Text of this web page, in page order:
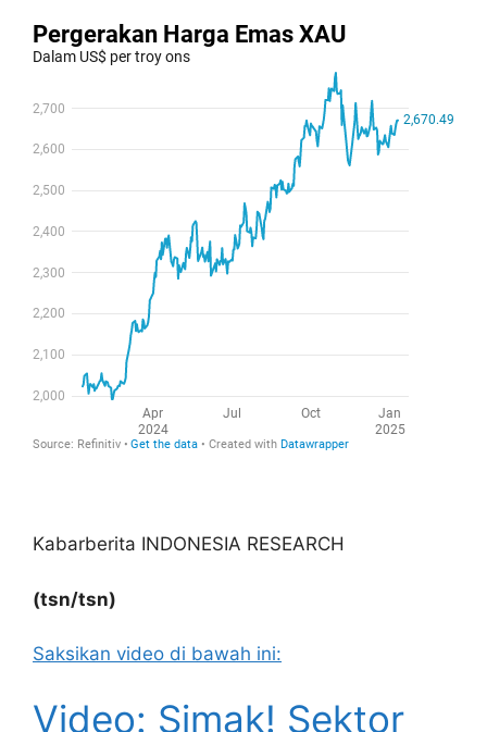
Kabarberita INDONESIA RESEARCH
(tsn/tsn)
Saksikan video di bawah ini:
Video: Simak! Sektor